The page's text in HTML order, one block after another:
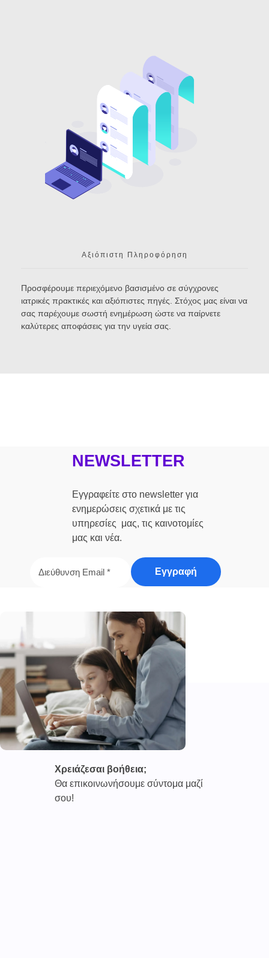
Αξιόπιστη Πληροφόρηση
Προσφέρουμε περιεχόμενο βασισμένο σε σύγχρονες
ιατρικές πρακτικές και αξιόπιστες πηγές. Στόχος μας είναι να
σας παρέχουμε σωστή ενημέρωση ώστε να παίρνετε
καλύτερες αποφάσεις για την υγεία σας.
NEWSLETTER
Εγγραφείτε στο newsletter για
ενημερώσεις σχετικά με τις
υπηρεσίες μας, τις καινοτομίες
μας και νέα.
Χρειάζεσαι βοήθεια;
Θα επικοινωνήσουμε σύντομα μαζί
σου!